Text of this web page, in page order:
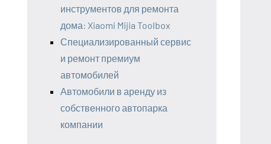
инструментов для ремонта
дома: Xiaomi Mijia Toolbox
Специализированный сервис
и ремонт премиум
автомобилей
Автомобили в аренду из
собственного автопарка
компании